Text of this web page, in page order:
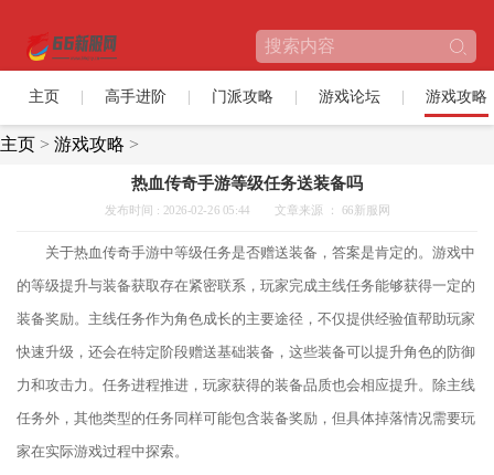
主页 高手进阶 门派攻略 游戏论坛 游戏攻略
主页 > 游戏攻略 >
热血传奇手游等级任务送装备吗
发布时间 : 2026-02-26 05:44 文章来源 ： 66新服网
关于热血传奇手游中等级任务是否赠送装备，答案是肯定的。游戏中
的等级提升与装备获取存在紧密联系，玩家完成主线任务能够获得一定的
装备奖励。主线任务作为角色成长的主要途径，不仅提供经验值帮助玩家
快速升级，还会在特定阶段赠送基础装备，这些装备可以提升角色的防御
力和攻击力。任务进程推进，玩家获得的装备品质也会相应提升。除主线
任务外，其他类型的任务同样可能包含装备奖励，但具体掉落情况需要玩
家在实际游戏过程中探索。